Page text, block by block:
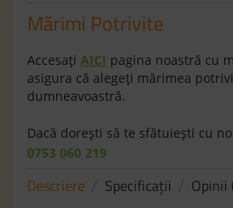
Mărimi Potrivite
Accesaţi AICI pagina noastră cu
asigura că alegeţi mărimea
dumneavoastră.
Dacă doreşti să te sfătuieşti cu
0753 060 219
Descriere Specificaţii Opinii